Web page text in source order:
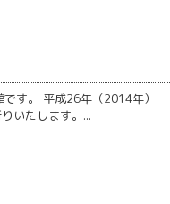
す。 平成26年（2014年）
いたします。...